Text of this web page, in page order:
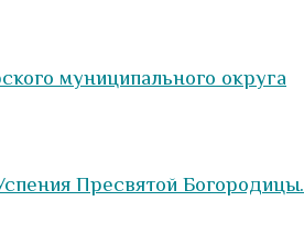
муниципального округа
Пресвятой Богородицы.